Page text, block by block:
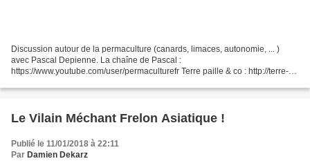
Discussion autour de la permaculture (canards, limaces, autonomie, ... )
avec Pascal Depienne. La chaîne de Pascal :
https://www.youtube.com/user/permaculturefr Terre paille & co : http://terre-
Le Vilain Méchant Frelon Asiatique !
Publié le 11/01/2018 à 22:11
Par Damien Dekarz